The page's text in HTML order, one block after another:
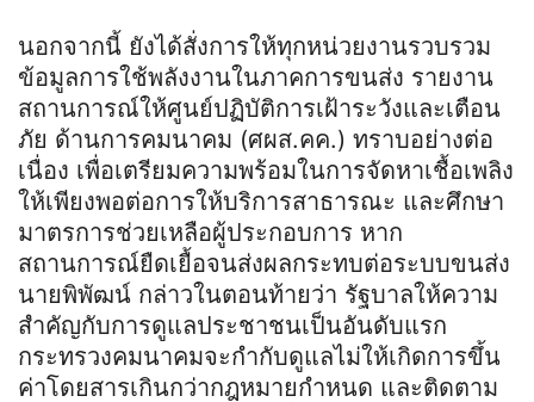
นอกจากนี้ ยังได้สั่งการให้ทุกหน่วยงานรวบรวม
ข้อมูลการใช้พลังงานในภาคการขนส่ง รายงาน
สถานการณ์ให้ศูนย์ปฏิบัติการเฝ้าระวังและเตือน
ภัย ด้านการคมนาคม (ศผส.คค.) ทราบอย่างต่อ
เนื่อง เพื่อเตรียมความพร้อมในการจัดหาเชื้อเพลิง
ให้เพียงพอต่อการให้บริการสาธารณะ และศึกษา
มาตรการช่วยเหลือผู้ประกอบการ หาก
สถานการณ์ยืดเยื้อจนส่งผลกระทบต่อระบบขนส่ง
นายพิพัฒน์ กล่าวในตอนท้ายว่า รัฐบาลให้ความ
สำคัญกับการดูแลประชาชนเป็นอันดับแรก
กระทรวงคมนาคมจะกำกับดูแลไม่ให้เกิดการขึ้น
ค่าโดยสารเกินกว่ากฎหมายกำหนด และติดตาม